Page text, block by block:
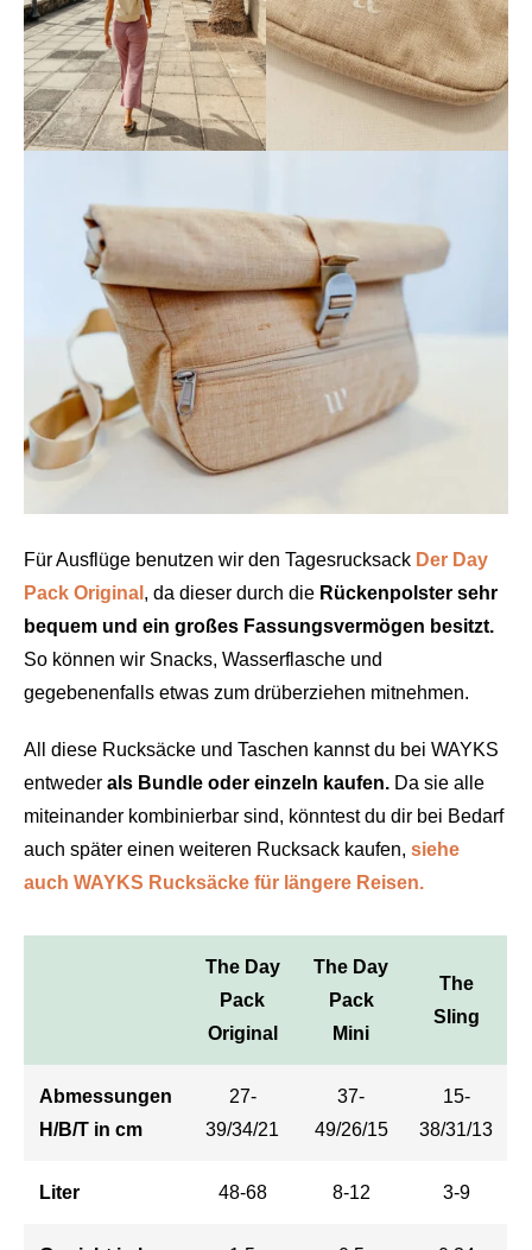
Für Ausflüge benutzen wir den Tagesrucksack Der Day
Pack Original , da dieser durch die Rückenpolster sehr
bequem und ein großes Fassungsvermögen besitzt.
So können wir Snacks, Wasserflasche und
gegebenenfalls etwas zum drüberziehen mitnehmen.
All diese Rucksäcke und Taschen kannst du bei WAYKS
entweder als Bundle oder einzeln kaufen. Da sie alle
miteinander kombinierbar sind, könntest du dir bei Bedarf
auch später einen weiteren Rucksack kaufen, siehe
auch WAYKS Rucksäcke für längere Reisen.
The Day
Pack
Original
The Day
Pack
Mini
The
Sling
Abmessungen
H/B/T in cm
27-
39/34/21
37-
49/26/15
15-
38/31/13
Liter 48-68 8-12 3-9